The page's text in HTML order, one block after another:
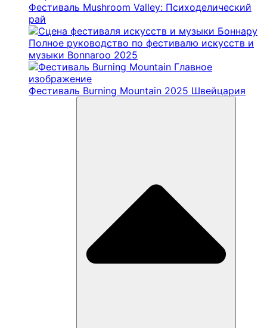
Фестиваль Mushroom Valley: Психоделический
рай
Полное руководство по фестивалю искусств и
музыки Bonnaroo 2025
Фестиваль Burning Mountain 2025 Швейцария